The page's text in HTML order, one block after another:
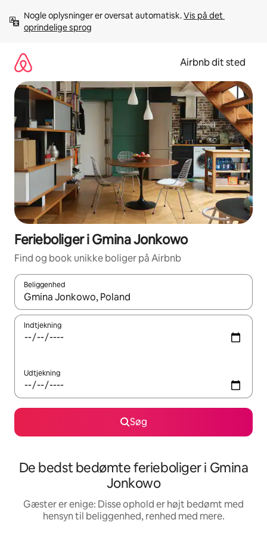
videre
Nogle oplysninger er oversat automatisk. Vis på det
oprindelige sprog
Airbnb dit sted
Ferieboliger i Gmina Jonkowo
Find og book unikke boliger på Airbnb
Beliggenhed
Når resultaterne er tilgængelige, skal du navigere med
Indtjekning
Udtjekning
Søg
De bedst bedømte ferieboliger i Gmina
Jonkowo
Gæster er enige: Disse ophold er højt bedømt med
hensyn til beliggenhed, renhed med mere.